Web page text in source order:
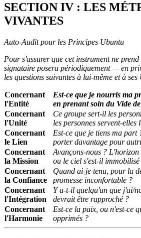
SECTION IV : LES
VIVANTES
Auto-Audit pour les Principes Ubuntu
Pour s'assurer que cet instrument ne
signataire posera périodiquement — en
les questions suivantes à lui-même et à ses
Concernant
l'Entité
Est-ce que je nourris ma
en prenant soin du Vide
Concernant
l'Unité
Ce groupe sert-il les
les personnes servent-elles
Concernant
le Lien
Est-ce que je tiens ma part
porter davantage pour
Concernant
la Mission
Avançons-nous ?
ou le ciel s'est-il immobilisé
Concernant
la Confiance
Quand ai-je tenu, pour la
promesse inconfortable ?
Concernant
l'Intégration
Y a-t-il quelqu'un que j'ai/
devrait être rapproché ?
Concernant
l'Harmonie
Est-ce la paix, ou n'est-ce
opprimés ?